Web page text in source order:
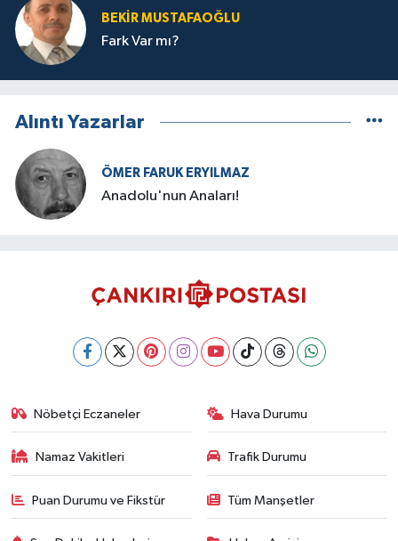
BEKIR MUSTAFAOĞLU
Fark Var mı?
Alıntı Yazarlar
ÖMER FARUK ERYILMAZ
Anadolu'nun Anaları!
Nöbetçi Eczaneler Hava Durumu
Namaz Vakitleri Trafik Durumu
Puan Durumu ve Fikstür Tüm Manşetler